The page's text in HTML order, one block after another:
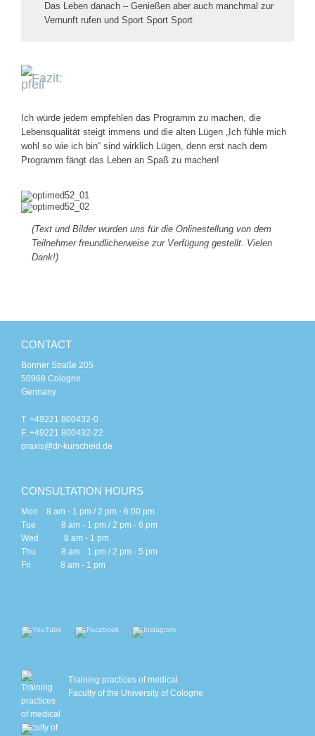
Das Leben danach – Genießen aber auch manchmal zur
Vernunft rufen und Sport Sport Sport
Fazit:
Ich würde jedem empfehlen das Programm zu machen, die
Lebensqualität steigt immens und die alten Lügen „Ich fühle mich
wohl so wie ich bin“ sind wirklich Lügen, denn erst nach dem
Programm fängt das Leben an Spaß zu machen!
(Text und Bilder wurden uns für die Onlinestellung von dem
Teilnehmer freundlicherweise zur Verfügung gestellt. Vielen
Dank!)
CONTACT
Bonner Straße 205
50968 Cologne
Germany
T. +49221 800432-0
F. +49221 800432-22
praxis@dr-kurscheid.de
CONSULTATION HOURS
Mon 8 am - 1 pm / 2 pm - 6:00 pm
Tue 8 am - 1 pm / 2 pm - 6 pm
Wed 8 am - 1 pm
Thu 8 am - 1 pm / 2 pm - 5 pm
Fri 8 am - 1 pm
Training practices of medical
Faculty of the University of Cologne